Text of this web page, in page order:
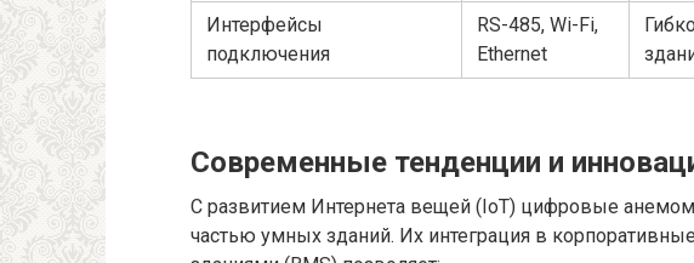
Интерфейсы
подключения
RS-485, Wi-Fi,
Ethernet
Современные тенденции и
С развитием Интернета вещей (IoT) цифровые
частью умных зданий. Их интеграция в